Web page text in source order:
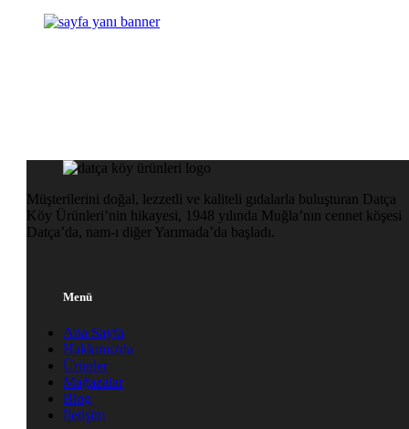
Müşterilerini doğal, lezzetli ve kaliteli gıdalarla buluşturan Datça
Köy Ürünleri’nin hikayesi, 1948 yılında Muğla’nın cennet köşesi
Datça’da, nam-ı diğer Yarımada’da başladı.
Menü
Ana Sayfa
Hakkımızda
Ürünler
Mağazalar
Blog
İletişim